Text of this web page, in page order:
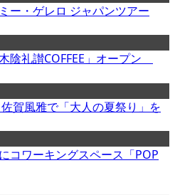
ー・ゲレロ ジャパンツアー
陰礼讃COFFEE」オープン
賀風雅で「大人の夏祭り」を
コワーキングスペース「POP